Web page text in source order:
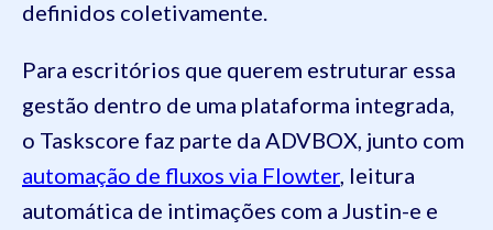
definidos coletivamente.
Para escritórios que querem estruturar essa
gestão dentro de uma plataforma integrada,
o Taskscore faz parte da ADVBOX, junto com
automação de fluxos via Flowter, leitura
automática de intimações com a Justin-e e